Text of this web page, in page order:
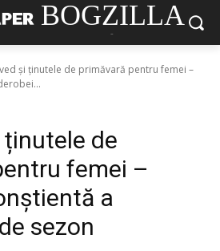
BOGZILLA
-
și ținutele de primăvară pentru femei –
ținutele de
femei –
a
sezon